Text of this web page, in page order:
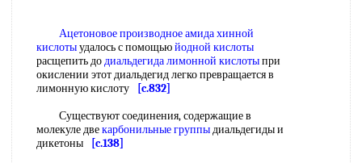
Ацетоновое производное амида хинной
кислотыудалось с помощьюйодной кислоты
расщепить додиальдегида лимонной кислотыпри
окислении этот диальдегид легко превращается в
лимонную кислоту
[c.832]
Существуют соединения, содержащие в
молекуле двекарбонильные группыдиальдегиды и
дикетоны
[c.138]